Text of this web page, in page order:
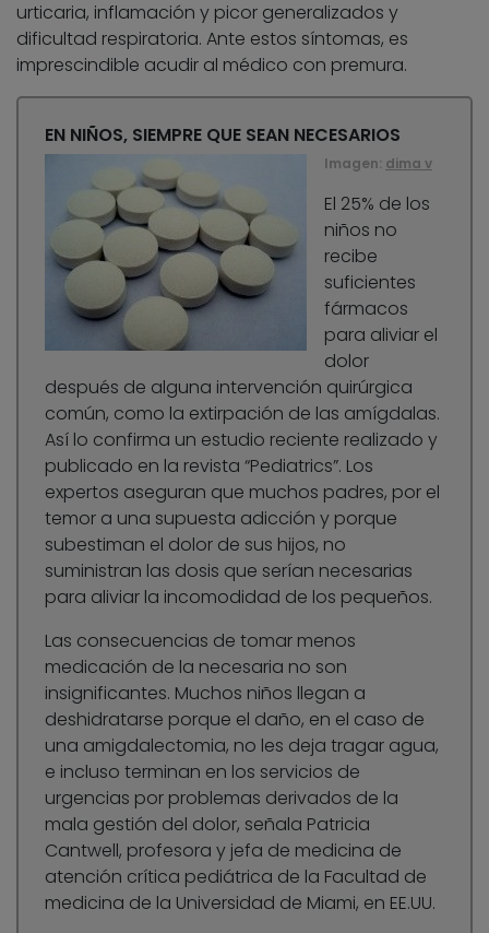
urticaria, inflamación y picor generalizados y
dificultad respiratoria. Ante estos síntomas, es
imprescindible acudir al médico con premura.
EN NIÑOS, SIEMPRE QUE SEAN NECESARIOS
Imagen: dima v
El 25% de los
niños no
recibe
suficientes
fármacos
para aliviar el
dolor
después de alguna intervención quirúrgica
común, como la extirpación de las amígdalas.
Así lo confirma un estudio reciente realizado y
publicado en la revista “Pediatrics”. Los
expertos aseguran que muchos padres, por el
temor a una supuesta adicción y porque
subestiman el dolor de sus hijos, no
suministran las dosis que serían necesarias
para aliviar la incomodidad de los pequeños.
Las consecuencias de tomar menos
medicación de la necesaria no son
insignificantes. Muchos niños llegan a
deshidratarse porque el daño, en el caso de
una amigdalectomia, no les deja tragar agua,
e incluso terminan en los servicios de
urgencias por problemas derivados de la
mala gestión del dolor, señala Patricia
Cantwell, profesora y jefa de medicina de
atención crítica pediátrica de la Facultad de
medicina de la Universidad de Miami, en EE.UU.